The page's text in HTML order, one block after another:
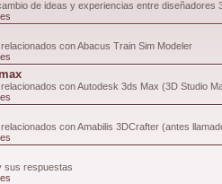
de ideas y experiencias entre diseñadores
con Abacus Train Sim Modeler
con Autodesk 3ds Max (3D Studio
con Amabilis 3DCrafter (antes
sus respuestas